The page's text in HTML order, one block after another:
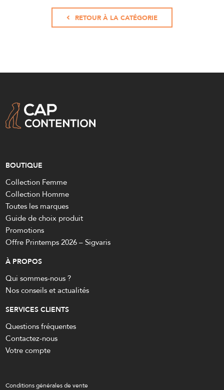
RETOUR À LA CATÉGORIE
BOUTIQUE
Collection Femme
Collection Homme
Toutes les marques
Guide de choix produit
Promotions
Offre Printemps 2026 – Sigvaris
À PROPOS
Qui sommes-nous ?
Nos conseils et actualités
SERVICES CLIENTS
Questions fréquentes
Contactez-nous
Votre compte
Conditions générales de vente